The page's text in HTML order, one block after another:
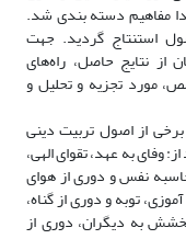
مفاهیم دسته بندی شد.
استنتاج گردید. جهت
از نتایج حاصل، راه‌های
مورد تجزیه و تحلیل و
از اصول تربیت دینی
وفای به عهد، تقوای الهی،
نفس و دوری از هوای
توبه و دوری از گناه،
به دیگران، دوری از